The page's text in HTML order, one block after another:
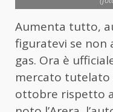
Aumenta tutto,
figuratevi se
gas. Ora è
mercato tutelato
ottobre rispetto